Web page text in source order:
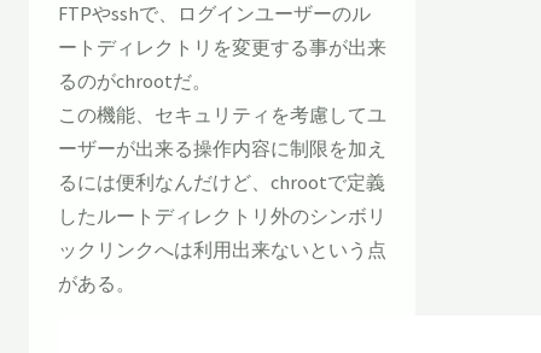
FTPやsshで、ログインユーザーのル
ートディレクトリを変更する事が出来
るのがchrootだ。
この機能、セキュリティを考慮してユ
ーザーが出来る操作内容に制限を加え
るには便利なんだけど、chrootで定義
したルートディレクトリ外のシンボリ
ックリンクへは利用出来ないという点
がある。